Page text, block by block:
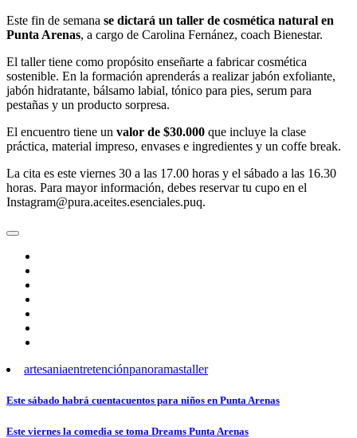
Este fin de semana se dictará un taller de cosmética natural en
Punta Arenas, a cargo de Carolina Fernánez, coach Bienestar.
El taller tiene como propósito enseñarte a fabricar cosmética
sostenible. En la formación aprenderás a realizar jabón exfoliante,
jabón hidratante, bálsamo labial, tónico para pies, serum para
pestañas y un producto sorpresa.
El encuentro tiene un valor de $30.000 que incluye la clase
práctica, material impreso, envases e ingredientes y un coffe break.
La cita es este viernes 30 a las 17.00 horas y el sábado a las 16.30
horas. Para mayor información, debes reservar tu cupo en el
Instagram@pura.aceites.esenciales.puq.
artesaniaentretenciónpanoramastaller
Navegación
de
Este sábado habrá cuentacuentos para niños en Punta Arenas
Este viernes la comedia se toma Dreams Punta Arenas